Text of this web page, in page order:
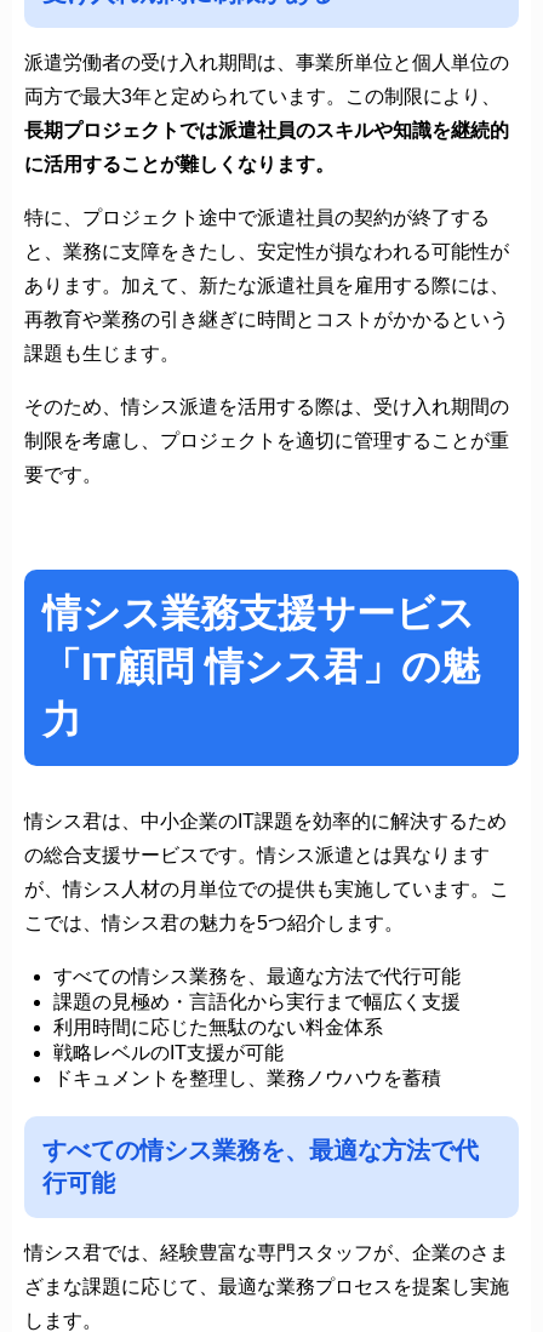
派遣労働者の受け入れ期間は、事業所単位と個人単位の
両方で最大3年と定められています。この制限により、
長期プロジェクトでは派遣社員のスキルや知識を継続的
に活用することが難しくなります。
特に、プロジェクト途中で派遣社員の契約が終了する
と、業務に支障をきたし、安定性が損なわれる可能性が
あります。加えて、新たな派遣社員を雇用する際には、
再教育や業務の引き継ぎに時間とコストがかかるという
課題も生じます。
そのため、情シス派遣を活用する際は、受け入れ期間の
制限を考慮し、プロジェクトを適切に管理することが重
要です。
情シス業務支援サービス
「IT顧問 情シス君」の魅
力
情シス君は、中小企業のIT課題を効率的に解決するため
の総合支援サービスです。情シス派遣とは異なります
が、情シス人材の月単位での提供も実施しています。こ
こでは、情シス君の魅力を5つ紹介します。
すべての情シス業務を、最適な方法で代行可能
課題の見極め・言語化から実行まで幅広く支援
利用時間に応じた無駄のない料金体系
戦略レベルのIT支援が可能
ドキュメントを整理し、業務ノウハウを蓄積
すべての情シス業務を、最適な方法で代
行可能
情シス君では、経験豊富な専門スタッフが、企業のさま
ざまな課題に応じて、最適な業務プロセスを提案し実施
します。